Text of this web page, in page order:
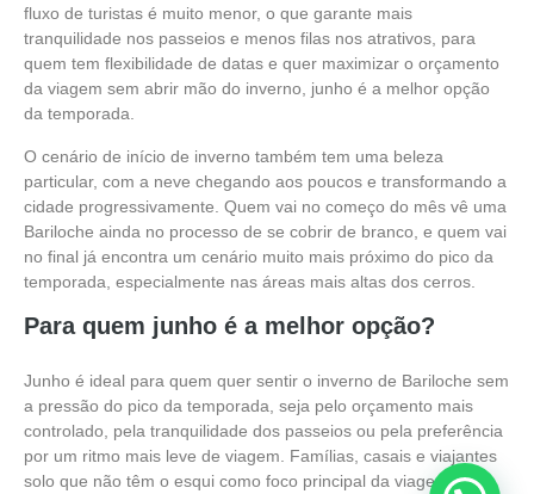
fluxo de turistas é muito menor, o que garante mais
tranquilidade nos passeios e menos filas nos atrativos, para
quem tem flexibilidade de datas e quer maximizar o orçamento
da viagem sem abrir mão do inverno, junho é a melhor opção
da temporada.
O cenário de início de inverno também tem uma beleza
particular, com a neve chegando aos poucos e transformando a
cidade progressivamente. Quem vai no começo do mês vê uma
Bariloche ainda no processo de se cobrir de branco, e quem vai
no final já encontra um cenário muito mais próximo do pico da
temporada, especialmente nas áreas mais altas dos cerros.
Para quem junho é a melhor opção?
Junho é ideal para quem quer sentir o inverno de Bariloche sem
a pressão do pico da temporada, seja pelo orçamento mais
controlado, pela tranquilidade dos passeios ou pela preferência
por um ritmo mais leve de viagem. Famílias, casais e viajantes
solo que não têm o esqui como foco principal da viagem